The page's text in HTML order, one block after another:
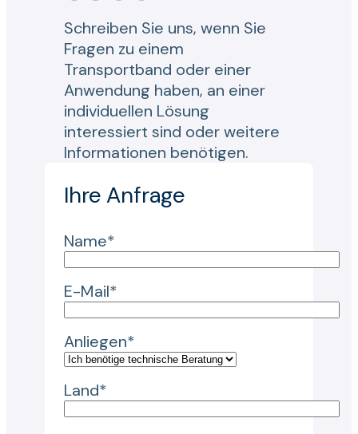
Schreiben Sie uns, wenn Sie
Fragen zu einem
Transportband oder einer
Anwendung haben, an einer
individuellen Lösung
interessiert sind oder weitere
Informationen benötigen.
Ihre Anfrage
Name*
E-Mail*
Anliegen*
Land*